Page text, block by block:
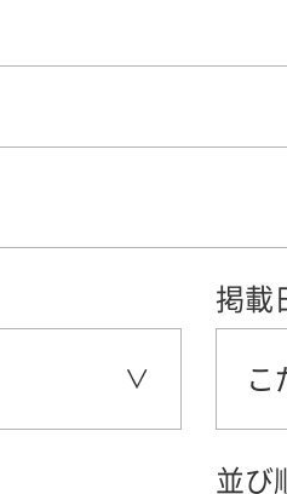
掲載
こ
並び